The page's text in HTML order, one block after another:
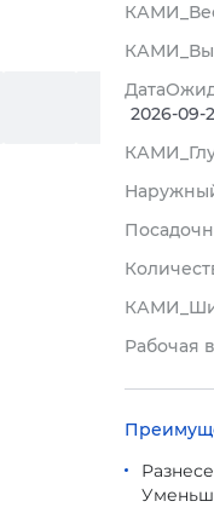
2026-09-
Рабочая